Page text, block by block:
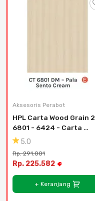
Aksesoris Perabot
HPL Carta Wood Grain 2
6801 - 6424 - Carta
6910 Dm Original Wenge
5.0
Rp. 291.001
Rp. 225.582
+ Keranjang